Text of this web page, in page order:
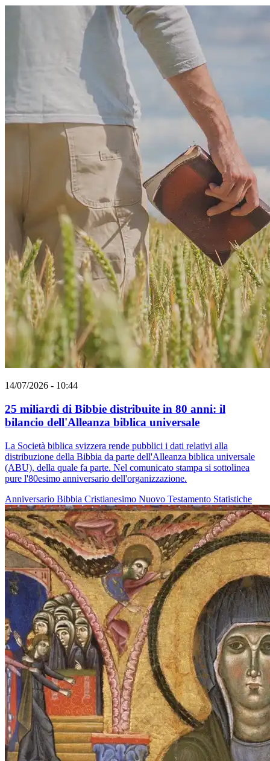
14/07/2026 - 10:44
25 miliardi di Bibbie distribuite in 80 anni: il
bilancio dell'Alleanza biblica universale
La Società biblica svizzera rende pubblici i dati relativi alla
distribuzione della Bibbia da parte dell'Alleanza biblica universale
(ABU), della quale fa parte. Nel comunicato stampa si sottolinea
pure l'80esimo anniversario dell'organizzazione.
Anniversario Bibbia Cristianesimo Nuovo Testamento Statistiche